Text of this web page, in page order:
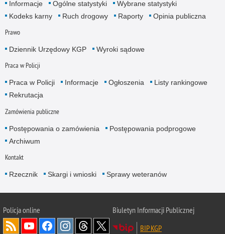
Informacje Ogólne statystyki
Wybrane statystyki
Kodeks karny
Ruch drogowy Raporty Opinia publiczna
Prawo
Dziennik Urzędowy KGP Wyroki sądowe
Praca w Policji
Praca w Policji Informacje Ogłoszenia
Listy rankingowe
Rekrutacja
Zamówienia publiczne
Postępowania o zamówienia
Postępowania podprogowe
Archiwum
Kontakt
Rzecznik Skargi i wnioski Sprawy weteranów
Policjaonline
Biuletyn Informacji Publicznej
BIP KGP